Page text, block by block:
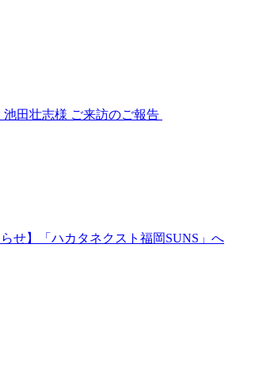
田壮志様 ご来訪のご報告
せ】「ハカタネクスト福岡SUNS」へ